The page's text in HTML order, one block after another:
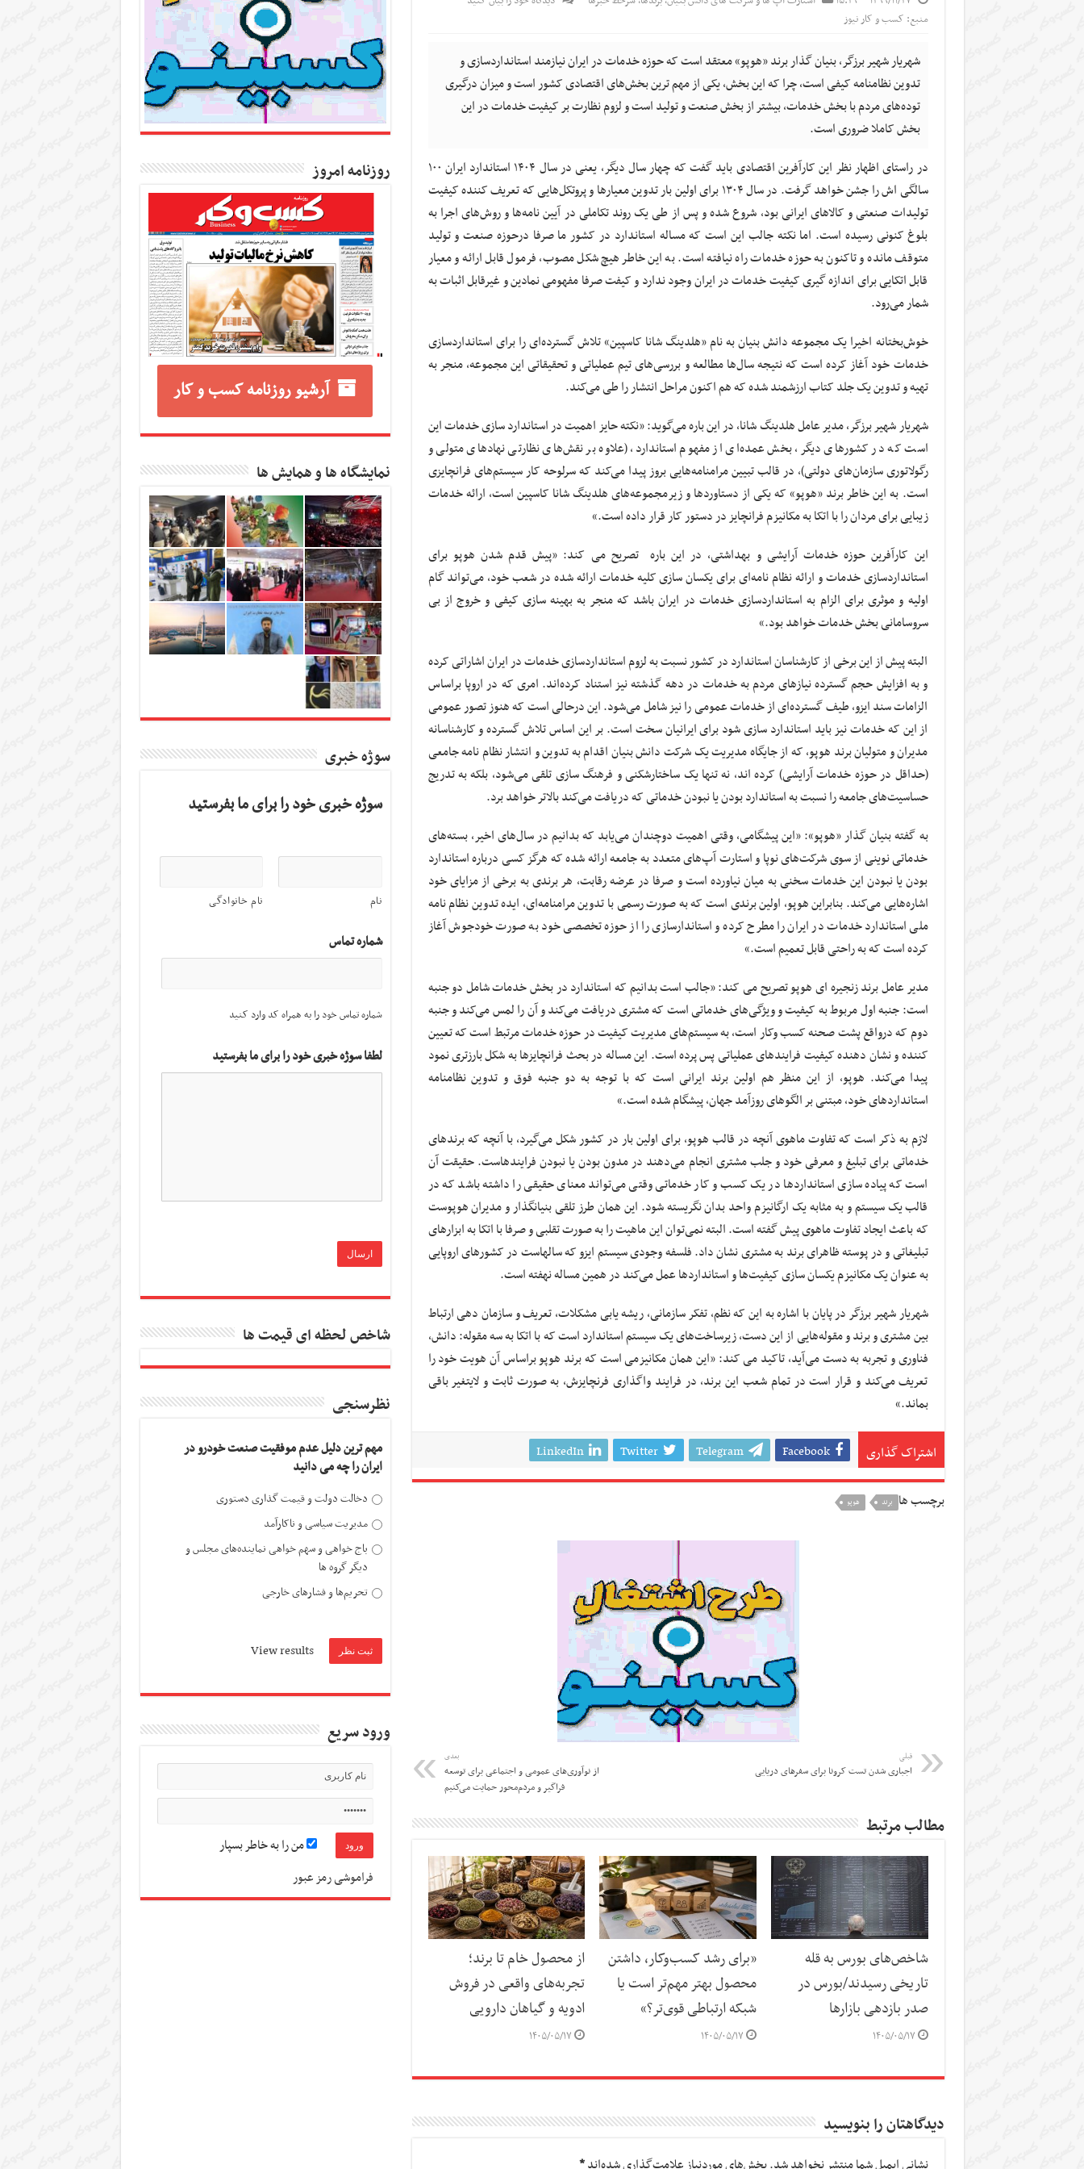
منبع: کسب و کار نیوز
شهریار شهیر برزگر، بنیان گذار برند «هوپو» معتقد است که حوزه خدمات در ایران نیازمند استانداردسازی و
تدوین نظامنامه کیفی است، چرا که این بخش، یکی از مهم ترین بخش‌های اقتصادی کشور است و میزان درگیری
توده‌های مردم با بخش خدمات، بیشتر از بخش صنعت و تولید است و لزوم نظارت بر کیفیت خدمات در این
بخش کاملا ضروری است.
در راستای اظهار نظر این کارآفرین اقتصادی باید گفت که چهار سال دیگر، یعنی در سال ۱۴۰۴ استاندارد ایران ۱۰۰
سالگی اش را جشن خواهد گرفت. در سال ۱۳۰۴ برای اولین بار تدوین معیارها و پروتکل‌هایی که تعریف کننده کیفیت
تولیدات صنعتی و کالاهای ایرانی بود، شروع شده و پس از طی یک روند تکاملی در آیین نامه‌ها و روش‌های اجرا به
بلوغ کنونی رسیده است. اما نکته جالب این است که مساله استاندارد در کشور ما صرفا درحوزه صنعت و تولید
متوقف مانده و تاکنون به حوزه خدمات راه نیافته است. به این خاطر هیچ شکل مصوب، فرمول قابل ارائه و معیار
قابل اتکایی برای اندازه گیری کیفیت خدمات در ایران وجود ندارد و کیفت صرفا مفهومی نمادین و غیرقابل اثبات به
شمار می‌رود.
خوش‌بختانه اخیرا یک مجموعه دانش بنیان به نام «هلدینگ شانا کاسپین» تلاش گسترده‌ای را برای استانداردسازی
خدمات خود آغاز کرده است که نتیجه سال‌ها مطالعه و بررسی‌های تیم عملیاتی و تحقیقاتی این مجموعه، منجر به
تهیه و تدوین یک جلد کتاب ارزشمند شده که هم اکنون مراحل انتشار را طی می‌کند.
شهریار شهیر برزگر، مدیر عامل هلدینگ شانا، در این باره می‌گوید: «نکته حایز اهمیت در استاندارد سازی خدمات این
است که در کشورهای دیگر، بخش عمده‌ای از مفهوم استاندارد، (علاوه بر نقش‌های نظارتی نهادهای متولی و
رگولاتوری سازمان‌های دولتی)، در قالب تبیین مرامنامه‌هایی بروز پیدا می‌کند که سرلوحه کار سیستم‌های فرانچایزی
است. به این خاطر برند «هوپو» که یکی از دستاوردها و زیرمجموعه‌های هلدینگ شانا کاسپین است، ارائه خدمات
زیبایی برای مردان را با اتکا به مکانیزم فرانچایز در دستور کار قرار داده است.»
این کارآفرین حوزه خدمات آرایشی و بهداشتی، در این باره تصریح می کند: «پیش قدم شدن هوپو برای
استانداردسازی خدمات و ارائه نظام نامه‌ای برای یکسان سازی کلیه خدمات ارائه شده در شعب خود، می‌تواند گام
اولیه و موثری برای الزام به استانداردسازی خدمات در ایران باشد که منجر به بهینه سازی کیفی و خروج از بی
سروسامانی بخش خدمات خواهد بود.»
البته پیش از این برخی از کارشناسان استاندارد در کشور نسبت به لزوم استانداردسازی خدمات در ایران اشاراتی کرده
و به افزایش حجم گسترده نیازهای مردم به خدمات در دهه گذشته نیز استناد کرده‌اند. امری که در اروپا براساس
الزامات سند ایزو، طیف گسترده‌ای از خدمات عمومی را نیز شامل می‌شود. این درحالی است که هنوز تصور عمومی
از این که خدمات نیز باید استاندارد سازی شود برای ایرانیان سخت است. بر این اساس تلاش گسترده و کارشناسانه
مدیران و متولیان برند هوپو، که از جایگاه مدیریت یک شرکت دانش بنیان اقدام به تدوین و انتشار نظام نامه جامعی
(حداقل در حوزه خدمات آرایشی) کرده اند، نه تنها یک ساختارشکنی و فرهنگ سازی تلقی می‌شود، بلکه به تدریج
حساسیت‌های جامعه را نسبت به استاندارد بودن یا نبودن خدماتی که دریافت می‌کند بالاتر خواهد برد.
به گفته بنیان گذار «هوپو»: «این پیشگامی، وقتی اهمیت دوچندان می‌یابد که بدانیم در سال‌های اخیر، بسته‌های
خدماتی نوینی از سوی شرکت‌های نوپا و استارت آپ‌های متعدد به جامعه ارائه شده که هرگز کسی درباره استاندارد
بودن یا نبودن این خدمات سخنی به میان نیاورده است و صرفا در عرضه رقابت، هر برندی به برخی از مزایای خود
اشاره‌هایی می‌کند. بنابراین هوپو، اولین برندی است که به صورت رسمی با تدوین مرامنامه‌ای، ایده تدوین نظام نامه
ملی استاندارد خدمات در ایران را مطرح کرده و استاندارسازی را از حوزه تخصصی خود به صورت خودجوش آغاز
کرده است که به راحتی قابل تعمیم است.»
مدیر عامل برند زنجیره ای هوپو تصریح می کند: «جالب است بدانیم که استاندارد در بخش خدمات شامل دو جنبه
است: جنبه اول مربوط به کیفیت و ویژگی‌های خدماتی است که مشتری دریافت می‌کند و آن را لمس می‌کند و جنبه
دوم که درواقع پشت صحنه کسب وکار است، به سیستم‌های مدیریت کیفیت در حوزه خدمات مرتبط است که تعیین
کننده و نشان دهنده کیفیت فرایند‌های عملیاتی پس پرده است. این مساله در بحث فرانچایز‌ها به شکل بارزتری نمود
پیدا می‌کند. هوپو، از این منظر هم اولین برند ایرانی است که با توجه به دو جنبه فوق و تدوین نظامنامه
استانداردهای خود، مبتنی بر الگوهای روزآمد جهان، پیشگام شده است.»
لازم به ذکر است که تفاوت ماهوی آنچه در قالب هوپو، برای اولین بار در کشور شکل می‌گیرد، با آنچه که برندهای
خدماتی برای تبلیغ و معرفی خود و جلب مشتری انجام می‌دهند در مدون بودن یا نبودن فرایند‌هاست. حقیقت آن
است که پیاده سازی استانداردها در یک کسب و کار خدماتی وقتی می‌تواند معنای حقیقی را داشته باشد که در
قالب یک سیستم و به مثابه یک ارگانیزم واحد بدان نگریسته شود. این همان طرز تلقی بنیانگذار و مدیران هوپوست
که باعث ایجاد تفاوت ماهوی پیش گفته است. البته نمی‌توان این ماهیت را به صورت تقلبی و صرفا با اتکا به ابزارهای
تبلیغاتی و در پوسته ظاهرای برند به مشتری نشان داد. فلسفه وجودی سیستم ایزو که سالهاست در کشورهای اروپایی
به عنوان یک مکانیزم یکسان سازی کیفیت‌ها و استانداردها عمل می‌کند در همین مساله نهفته است.
شهریار شهیر برزگر در پایان با اشاره به این که نظم، تفکر سازمانی، ریشه یابی مشکلات، تعریف و سازمان دهی ارتباط
بین مشتری و برند و مقوله‌هایی از این دست، زیرساخت‌های یک سیستم استاندارد است که با اتکا به سه مقوله: دانش،
فناوری و تجربه به دست می‌آید، تاکید می کند: «این همان مکانیزمی است که برند هوپو براساس آن هویت خود را
تعریف می‌کند و قرار است در تمام شعب این برند، در فرایند واگذاری فرنچایزش، به صورت ثابت و لایتغیر باقی
بماند.»
اشتراک گذاری Facebook
Telegram
Twitter
LinkedIn
برچسب ها برند هوپو
قبلی
اجباری شدن تست کرونا برای سفرهای دریایی
بعدی
از نوآوری‌های عمومی و اجتماعی برای توسعه
فراگیر و مردم‌محور حمایت می‌کنیم
مطالب مرتبط
شاخص‌های بورس به قله
تاریخی رسیدند/بورس در
صدر بازدهی بازارها
۱۴۰۵/۰۵/۱۷
«برای رشد کسب‌وکار، داشتن
محصول بهتر مهم‌تر است یا
شبکه ارتباطی قوی‌تر؟»
۱۴۰۵/۰۵/۱۷
از محصول خام تا برند؛
تجربه‌های واقعی در فروش
ادویه و گیاهان دارویی
۱۴۰۵/۰۵/۱۷
دیدگاهتان را بنویسید
روزنامه امروز
آرشیو روزنامه کسب و کار
نمایشگاه ها و همایش ها
سوژه خبری
سوژه خبری خود را برای ما بفرستید
نام نام خانوادگی
شماره تماس
شماره تماس خود را به همراه کد وارد کنید
لطفا سوژه خبری خود را برای ما بفرستید
شاخص لحظه ای قیمت ها
نظرسنجی
مهم ترین دلیل عدم موفقیت صنعت خودرو در
ایران را چه می دانید
دخالت دولت و قیمت گذاری دستوری
مدیریت سیاسی و ناکارآمد
باج خواهی و سهم خواهی نماینده‌های مجلس و
دیگر گروه ها
تحریم‌ها و فشارهای خارجی
View results
ورود سریع
من را به خاطر بسپار
فراموشی رمز عبور